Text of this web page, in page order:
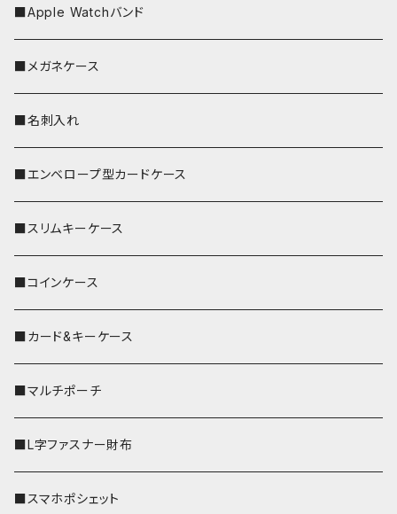
■Apple Watchバンド
■メガネケース
■名刺入れ
■エンベロープ型カードケース
■スリムキーケース
■コインケース
■カード&キーケース
■マルチポーチ
■L字ファスナー財布
■スマホポシェット